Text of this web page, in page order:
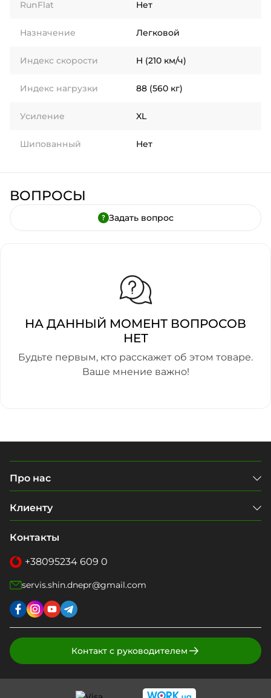
RunFlat Нет
Назначение Легковой
Индекс скорости H (210 км/ч)
Индекс нагрузки 88 (560 кг)
Усиление XL
Шипованный Нет
ВОПРОСЫ
Задать вопрос
НА ДАННЫЙ МОМЕНТ ВОПРОСОВ
НЕТ
Будьте первым, кто расскажет об этом товаре.
Ваше мнение важно!
Про нас
Клиенту
Контакты
+38095234 609 0
servis.shin.dnepr@gmail.com
Контакт с руководителем